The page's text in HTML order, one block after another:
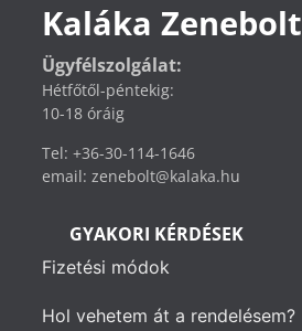
Kaláka Zenebolt
Ügyfélszolgálat:
Hétfőtől-péntekig:
10-18 óráig
Tel: +36-30-114-1646
email: zenebolt@kalaka.hu
GYAKORI KÉRDÉSEK
Fizetési módok
Hol vehetem át a rendelésem?